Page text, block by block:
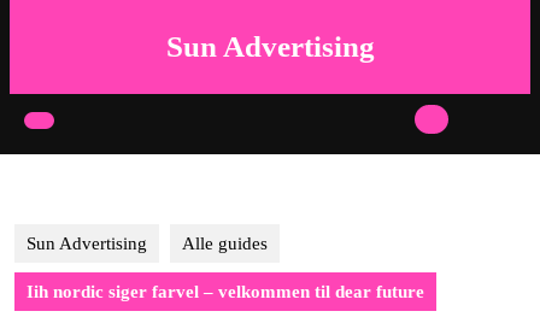
Sun Advertising
Open
Sun Advertising Alle guides
Iih nordic siger farvel – velkommen til dear future